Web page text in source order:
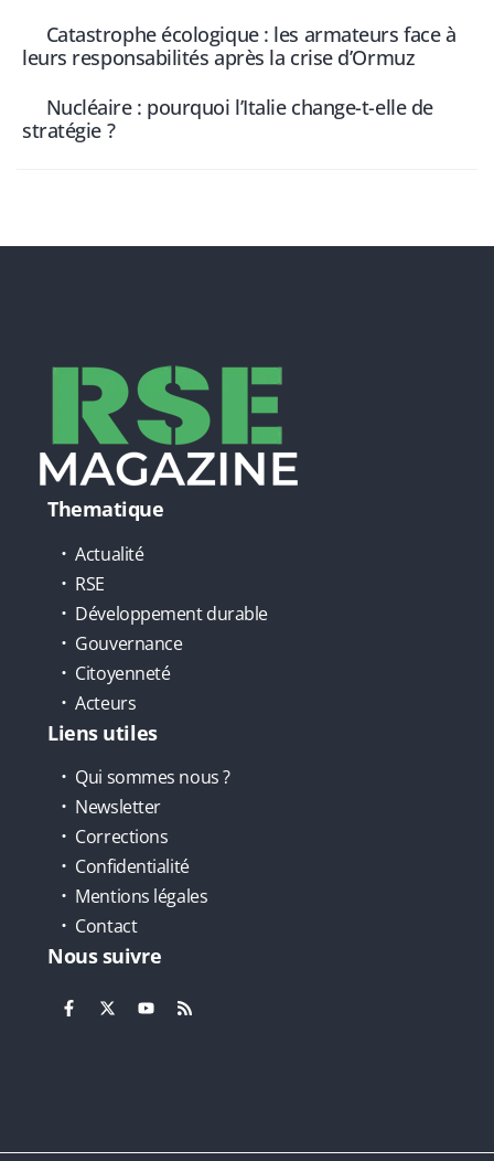
Catastrophe écologique : les armateurs face à
leurs responsabilités après la crise d’Ormuz
Nucléaire : pourquoi l’Italie change-t-elle de
stratégie ?
Thematique
Actualité
RSE
Développement durable
Gouvernance
Citoyenneté
Acteurs
Liens utiles
Qui sommes nous ?
Newsletter
Corrections
Confidentialité
Mentions légales
Contact
Nous suivre